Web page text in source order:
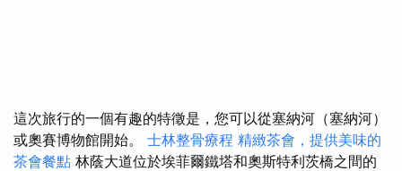
這次旅行的一個有趣的特徵是，您可以從塞納河（塞納河）
或奧賽博物館開始。 士林整骨療程 精緻茶會，提供美味的
茶會餐點 林蔭大道位於埃菲爾鐵塔和奧斯特利茨橋之間的